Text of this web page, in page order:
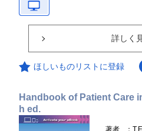
詳しく
ほしいものリストに登録
Handbook of Patient Care
h ed.
著者
：